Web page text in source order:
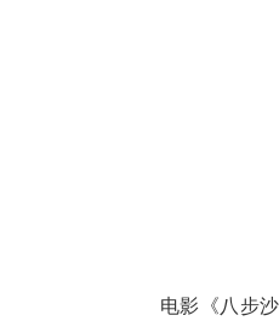
电影《八步